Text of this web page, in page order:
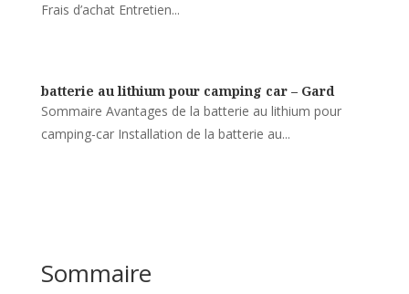
Frais d’achat Entretien...
batterie au lithium pour camping car – Gard
Sommaire Avantages de la batterie au lithium pour
camping-car Installation de la batterie au...
Sommaire